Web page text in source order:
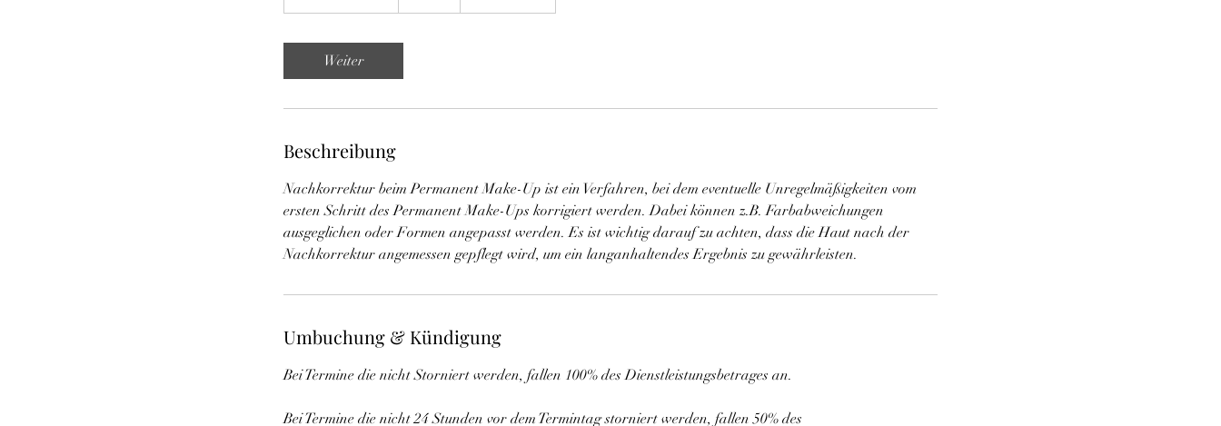
S
n
.
Weiter
Beschreibung
Nachkorrektur beim Permanent Make-Up ist ein Verfahren, bei dem eventuelle Unregelmäßigkeiten vom
ersten Schritt des Permanent Make-Ups korrigiert werden. Dabei können z.B. Farbabweichungen
ausgeglichen oder Formen angepasst werden. Es ist wichtig darauf zu achten, dass die Haut nach der
Umbuchung & Kündigung
Bei Termine die nicht Storniert werden, fallen 100% des Dienstleistungsbetrages an.
Bei Termine die nicht 24 Stunden vor dem Termintag storniert werden, fallen 50% des